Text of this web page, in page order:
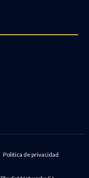
Politica de privacidad